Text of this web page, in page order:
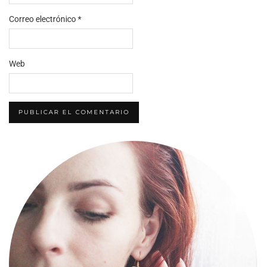
Correo electrónico*
Web